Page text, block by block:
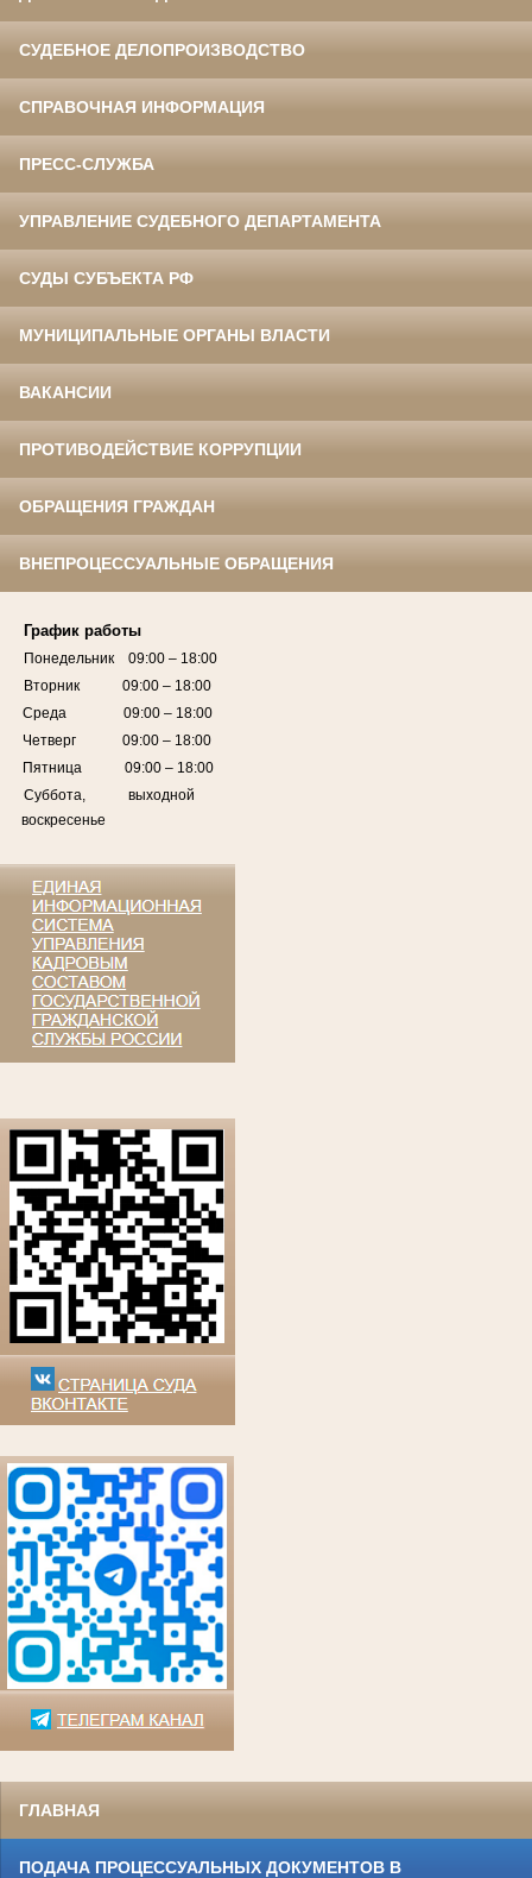
СУДЕБНОЕ ДЕЛОПРОИЗВОДСТВО
СПРАВОЧНАЯ ИНФОРМАЦИЯ
ПРЕСС-СЛУЖБА
УПРАВЛЕНИЕ СУДЕБНОГО ДЕПАРТАМЕНТА
СУДЫ СУБЪЕКТА РФ
МУНИЦИПАЛЬНЫЕ ОРГАНЫ ВЛАСТИ
ВАКАНСИИ
ПРОТИВОДЕЙСТВИЕ КОРРУПЦИИ
ОБРАЩЕНИЯ ГРАЖДАН
ВНЕПРОЦЕССУАЛЬНЫЕ ОБРАЩЕНИЯ
График работы
Понедельник 09:00 – 18:00
Вторник 09:00 – 18:00
Среда 09:00 – 18:00
Четверг 09:00 – 18:00
Пятница 09:00 – 18:00
Суббота, выходной
воскресенье
ГЛАВНАЯ
ПОДАЧА ПРОЦЕССУАЛЬНЫХ ДОКУМЕНТОВ В